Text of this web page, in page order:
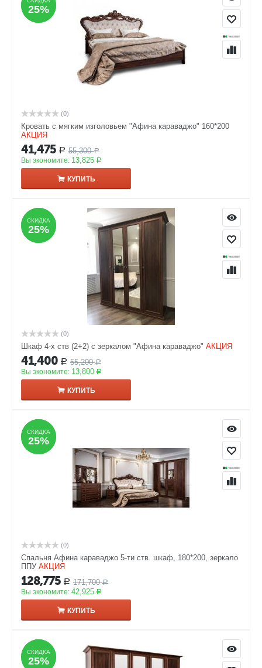
25%
25%
(0)
Кровать с мягким изголовьем "Афина караваджо" 160*200
АКЦИЯ
41,475 Р 55,300 Р
Вы экономите: 13,825 Р
КУПИТЬ
СКИДКА
25%
СКИДКА
25%
(0)
Шкаф 4-х ств (2+2) с зеркалом "Афина караваджо" АКЦИЯ
41,400 Р 55,200 Р
Вы экономите: 13,800 Р
КУПИТЬ
СКИДКА
25%
СКИДКА
25%
(0)
Спальня Афина караваджо 5-ти ств. шкаф, 180*200, зеркало
ППУ АКЦИЯ
128,775 Р 171,700 Р
Вы экономите: 42,925 Р
КУПИТЬ
СКИДКА
25%
СКИДКА
25%